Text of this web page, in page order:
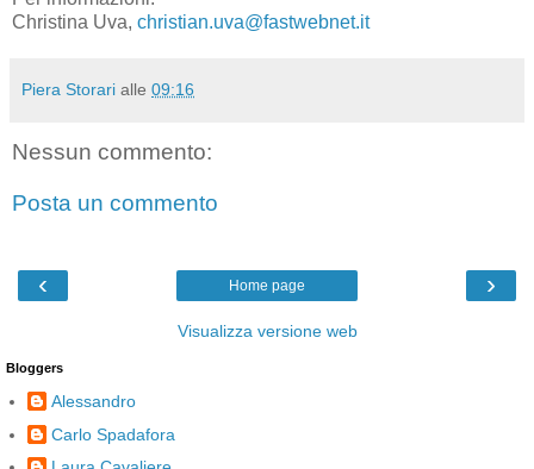
Christina Uva, christian.uva@fastwebnet.it
Piera Storari alle 09:16
Nessun commento:
Posta un commento
‹ ›
Home page
Visualizza versione web
Bloggers
Alessandro
Carlo Spadafora